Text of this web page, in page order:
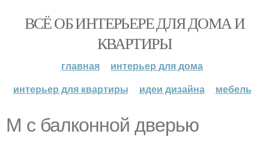
ВСЁ ОБ ИНТЕРЬЕРЕ ДЛЯ ДОМА И
КВАРТИРЫ
главная
интерьер для дома
интерьер для квартиры
идеи дизайна мебель
М с балконной дверью